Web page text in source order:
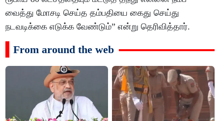
வைத்து மோசடி செய்த தம்பதியை கைது செய்து
நடவடிக்கை எடுக்க வேண்டும்” என்று தெரிவித்தார்.
From around the web